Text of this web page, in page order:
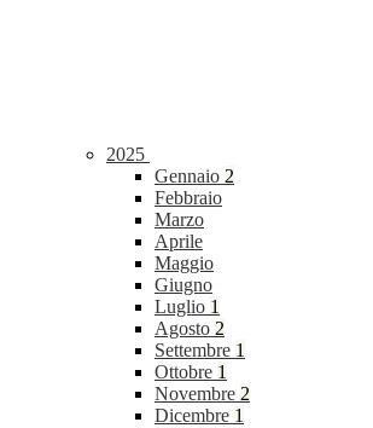
2025
Gennaio 2
Febbraio
Marzo
Aprile
Maggio
Giugno
Luglio 1
Agosto 2
Settembre 1
Ottobre 1
Novembre 2
Dicembre 1